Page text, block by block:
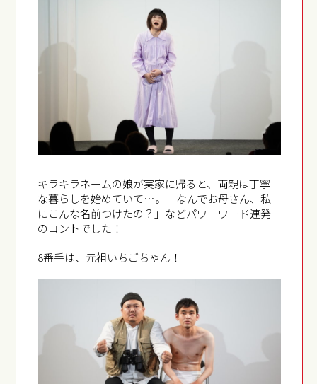
キラキラネームの娘が実家に帰ると、両親は丁寧
な暮らしを始めていて…。「なんでお母さん、私
にこんな名前つけたの？」などパワーワード連発
のコントでした！
8番手は、元祖いちごちゃん！